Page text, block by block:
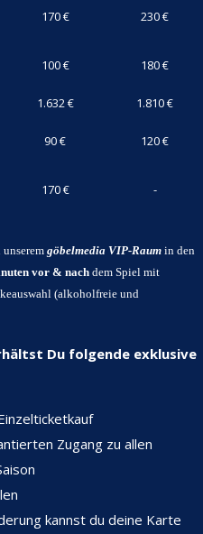
170 € 230 €
100 € 180 €
1.632 € 1.810 €
90 € 120 €
170 € -
göbelmedia VIP-Raum in den
vor & nach dem Spiel mit
(alkoholfreie und
Du folgende exklusive
Zugang zu allen
kannst du deine Karte